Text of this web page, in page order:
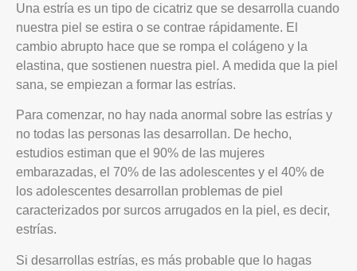
Una estría es un tipo de cicatriz que se desarrolla cuando
nuestra piel se estira o se contrae rápidamente. El
cambio abrupto hace que se rompa el colágeno y la
elastina, que sostienen nuestra piel. A medida que la piel
sana, se empiezan a formar las estrías.
Para comenzar, no hay nada anormal sobre las estrías y
no todas las personas las desarrollan. De hecho,
estudios estiman que el 90% de las mujeres
embarazadas, el 70% de las adolescentes y el 40% de
los adolescentes desarrollan problemas de piel
caracterizados por surcos arrugados en la piel, es decir,
estrías.
Si desarrollas estrías, es más probable que lo hagas